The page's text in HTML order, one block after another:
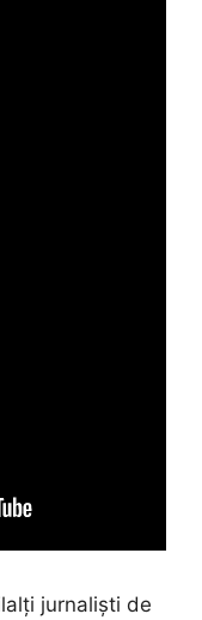
jurnaliști de